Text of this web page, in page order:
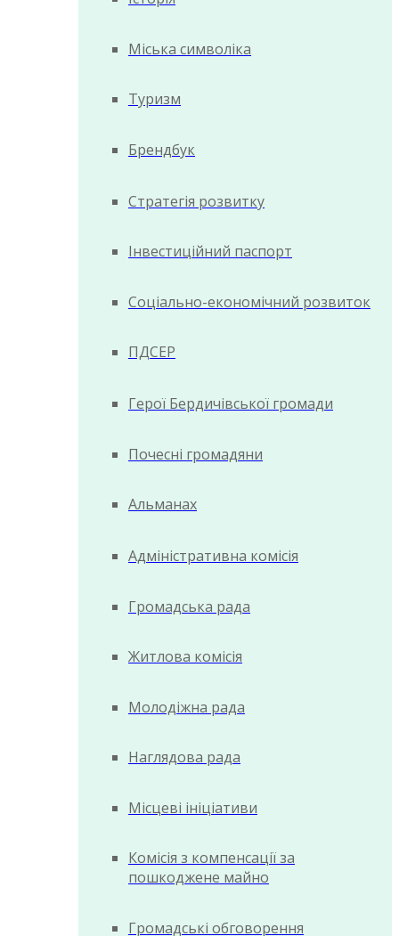
Міська символіка
Туризм
Брендбук
Стратегія розвитку
Інвестиційний паспорт
Соціально-економічний розвиток
ПДСЕР
Герої Бердичівської громади
Почесні громадяни
Альманах
Адміністративна комісія
Громадська рада
Житлова комісія
Молодіжна рада
Наглядова рада
Місцеві ініціативи
Комісія з компенсації за
пошкоджене майно
Громадські обговорення